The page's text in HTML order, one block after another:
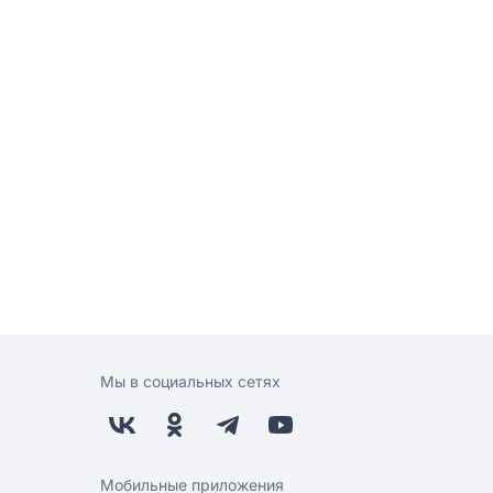
Мы в социальных сетях
Мобильные приложения